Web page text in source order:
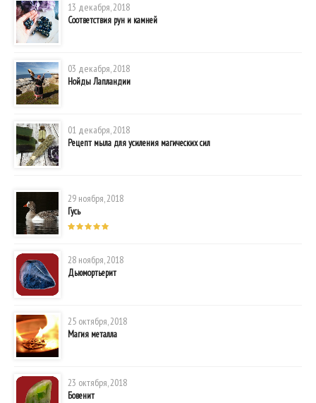
13 декабря, 2018
Соответствия рун и камней
03 декабря, 2018
Нойды Лапландии
01 декабря, 2018
Рецепт мыла для усиления магических сил
29 ноября, 2018
Гусь
28 ноября, 2018
Дьюмортьерит
25 октября, 2018
Магия металла
23 октября, 2018
Бовенит